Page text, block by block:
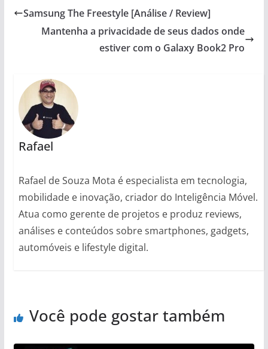
Samsung The Freestyle [Análise / Review]
Mantenha a privacidade de seus dados onde
estiver com o Galaxy Book2 Pro
Rafael
Rafael de Souza Mota é especialista em tecnologia,
mobilidade e inovação, criador do Inteligência Móvel.
Atua como gerente de projetos e produz reviews,
análises e conteúdos sobre smartphones, gadgets,
automóveis e lifestyle digital.
Você pode gostar também